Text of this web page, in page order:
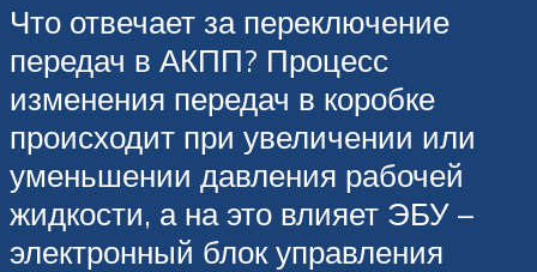
Что отвечает за переключение
передач в АКПП? Процесс
изменения передач в коробке
происходит при увеличении или
уменьшении давления рабочей
жидкости, а на это влияет ЭБУ –
электронный блок управления